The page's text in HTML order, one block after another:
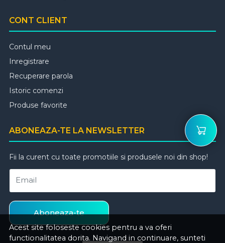
Acest site foloseste cookies pentru a va oferi
functionalitatea dorita. Navigand in continuare, sunteti
CONT CLIENT
Contul meu
Inregistrare
Recuperare parola
Istoric comenzi
Produse favorite
ABONEAZA-TE LA NEWSLETTER
Fii la curent cu toate promotiile si produsele noi din shop!
Email
Aboneaza-te